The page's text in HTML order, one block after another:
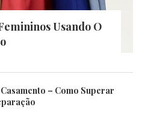
Usando O
– Como Superar